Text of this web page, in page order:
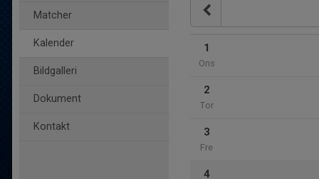
Matcher
Kalender
Bildgalleri
Dokument
Kontakt
1
Ons
2
Tor
3
Fre
4